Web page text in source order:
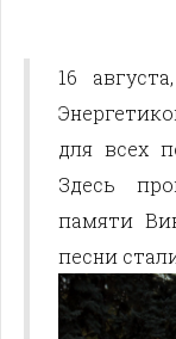
16
для всех
Здесь
памяти
песни